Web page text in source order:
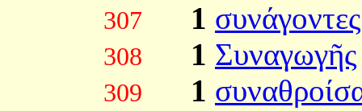
307 1 συνάγοντες
308 1 Συναγωγῆς
309 1